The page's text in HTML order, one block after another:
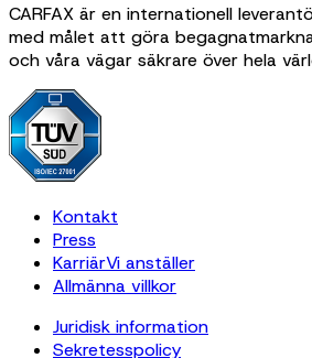
CARFAX är en internationell
med målet att göra
och våra vägar säkrare över hela
Kontakt
Press
KarriärVi anställer
Allmänna villkor
Juridisk information
Sekretesspolicy